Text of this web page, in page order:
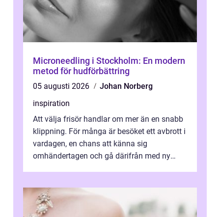
Microneedling i Stockholm: En modern
metod för hudförbättring
05 augusti 2026
Johan Norberg
inspiration
Att välja frisör handlar om mer än en snabb
klippning. För många är besöket ett avbrott i
vardagen, en chans att känna sig
omhändertagen och gå därifrån med ny